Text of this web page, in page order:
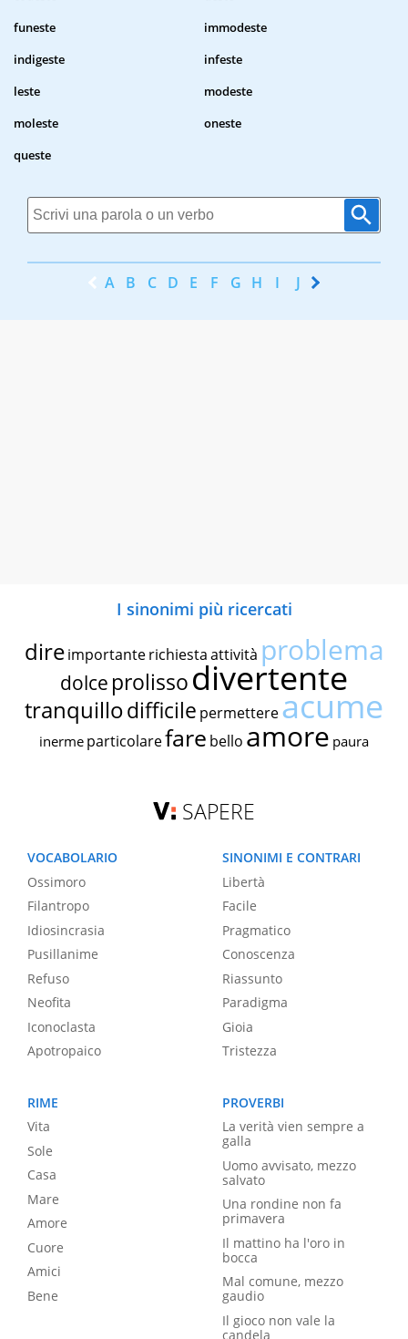
funeste
immodeste
indigeste
infeste
leste
modeste
moleste
oneste
queste
A B C D E F G H I J K
I sinonimi più ricercati
dire importante richiestaattività problema
dolce prolissodivertente
tranquillodifficile permettereacume
inerme particolarefare bello amore paura
SAPERE
VOCABOLARIO
Ossimoro
Filantropo
Idiosincrasia
Pusillanime
Refuso
Neofita
Iconoclasta
Apotropaico
SINONIMI E CONTRARI
Libertà
Facile
Pragmatico
Conoscenza
Riassunto
Paradigma
Gioia
Tristezza
RIME
Vita
Sole
Casa
Mare
Amore
Cuore
Amici
Bene
PROVERBI
La verità vien sempre a
galla
Uomo avvisato, mezzo
salvato
Una rondine non fa
primavera
Il mattino ha l'oro in
bocca
Mal comune, mezzo
gaudio
Il gioco non vale la
candela